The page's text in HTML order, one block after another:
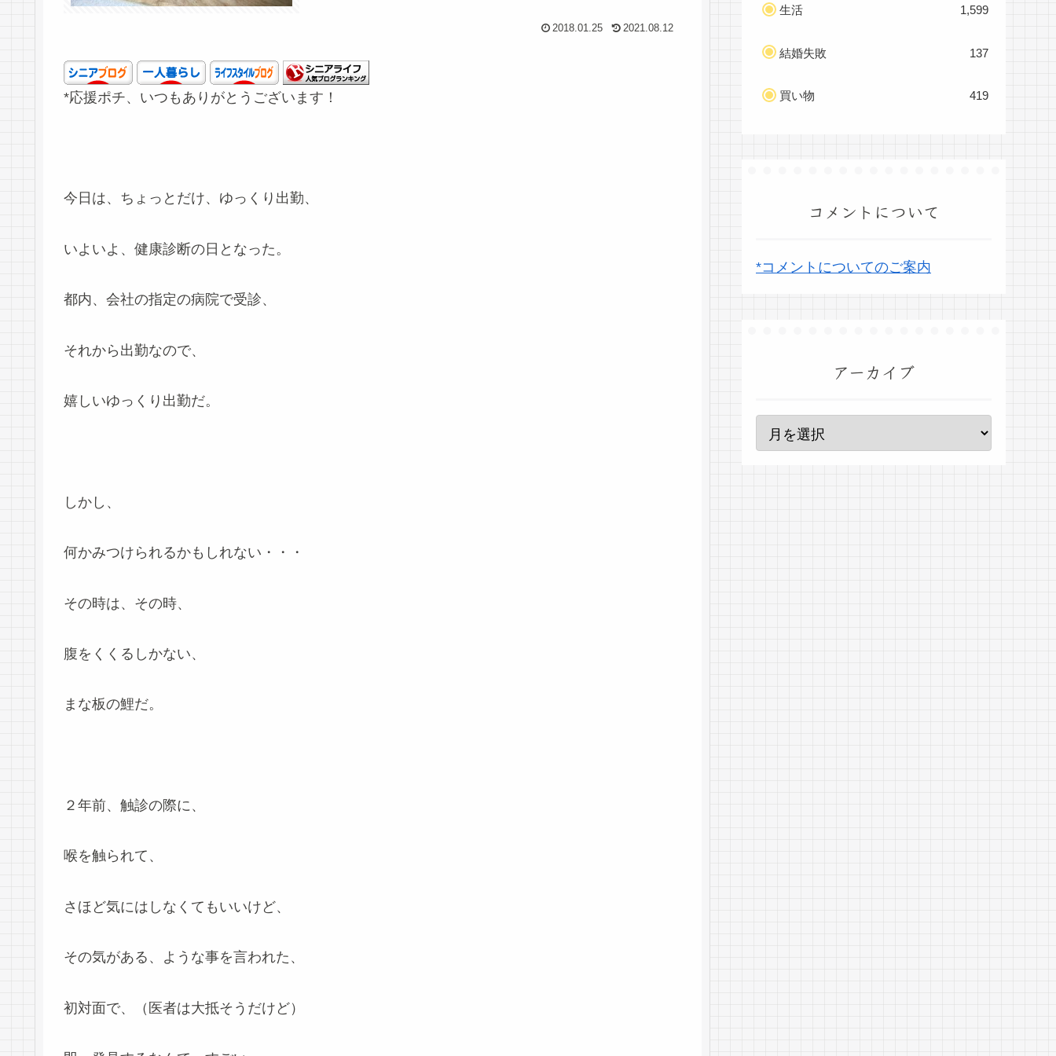
2018.01.25 2021.08.12
*応援ポチ、いつもありがとうございます！
今日は、ちょっとだけ、ゆっくり出勤、
いよいよ、健康診断の日となった。
都内、会社の指定の病院で受診、
それから出勤なので、
嬉しいゆっくり出勤だ。
しかし、
何かみつけられるかもしれない・・・
その時は、その時、
腹をくくるしかない、
まな板の鯉だ。
２年前、触診の際に、
喉を触られて、
さほど気にはしなくてもいいけど、
その気がある、ような事を言われた、
初対面で、（医者は大抵そうだけど）
生活 1,599
結婚失敗 137
買い物 419
コメントについて
*コメントについてのご案内
アーカイブ